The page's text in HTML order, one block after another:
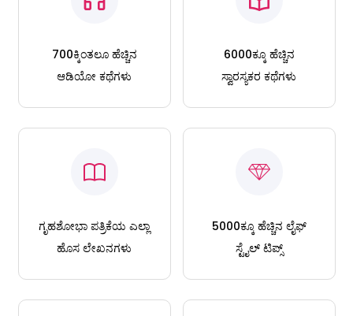
700ಕ್ಕಿಂತಲೂ ಹೆಚ್ಚಿನ
ಆಡಿಯೋ ಕಥೆಗಳು
6000ಕ್ಕೂ ಹೆಚ್ಚಿನ
ಸ್ವಾರಸ್ಯಕರ ಕಥೆಗಳು
ಗೃಹಶೋಭಾ ಪತ್ರಿಕೆಯ ಎಲ್ಲಾ
ಹೊಸ ಲೇಖನಗಳು
5000ಕ್ಕೂ ಹೆಚ್ಚಿನ ಲೈಫ್
ಸ್ಟೈಲ್ ಟಿಪ್ಸ್